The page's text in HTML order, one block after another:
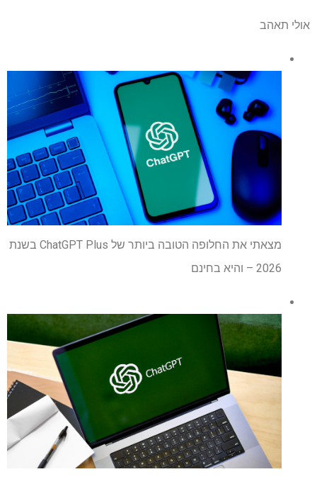
אולי תאהב
מצאתי את החלופה הטובה ביותר של ChatGPT Plus בשנת
2026 – והיא בחינם